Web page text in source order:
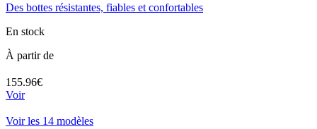
Des bottes résistantes, fiables et confortables
En stock
À partir de
155.96€
Voir
Voir les 14 modèles